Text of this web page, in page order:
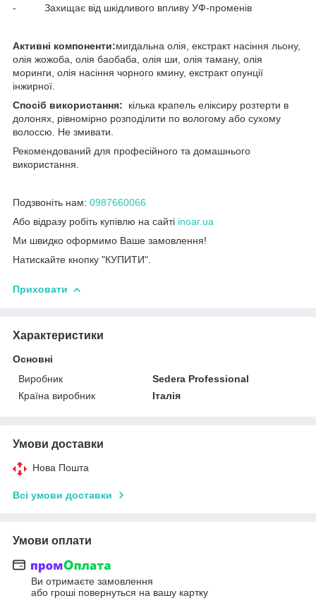
- Захищає від шкідливого впливу УФ-променів
Активні компоненти:мигдальна олія, екстракт насіння льону,
олія жожоба, олія баобаба, олія ши, олія таману, олія
моринги, олія насіння чорного кмину, екстракт опунції
інжирної.
Спосіб використання: кілька крапель еліксиру розтерти в
долонях, рівномірно розподілити по вологому або сухому
волоссю. Не змивати.
Рекомендований для професійного та домашнього
використання.
Подзвоніть нам: 0987660066
Або відразу робіть купівлю на сайті inoar.ua
Ми швидко оформимо Ваше замовлення!
Натискайте кнопку "КУПИТИ".
Приховати
Характеристики
Основні
Виробник
Sedera Professional
Країна виробник
Італія
Умови доставки
Нова Пошта
Всі умови доставки
Умови оплати
Ви отримаєте замовлення
або гроші повернуться на вашу картку